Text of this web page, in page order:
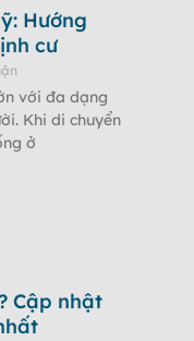
Hướng
cư
với đa dạng
Khi di chuyển
ở
Cập nhật